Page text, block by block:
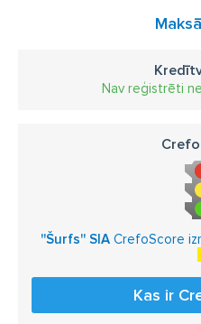
Nav reģistrēti
''Šurfs'' SIA CrefoScore
Kas ir